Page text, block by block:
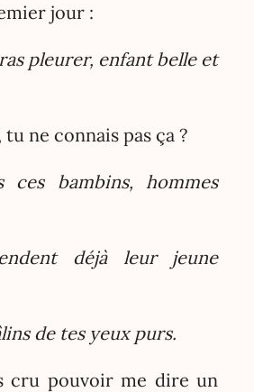
jour :
pleurer, enfant belle et
ne connais pas ça ?
ces bambins, hommes
déjà leur jeune
de tes yeux purs.
cru pouvoir me dire un